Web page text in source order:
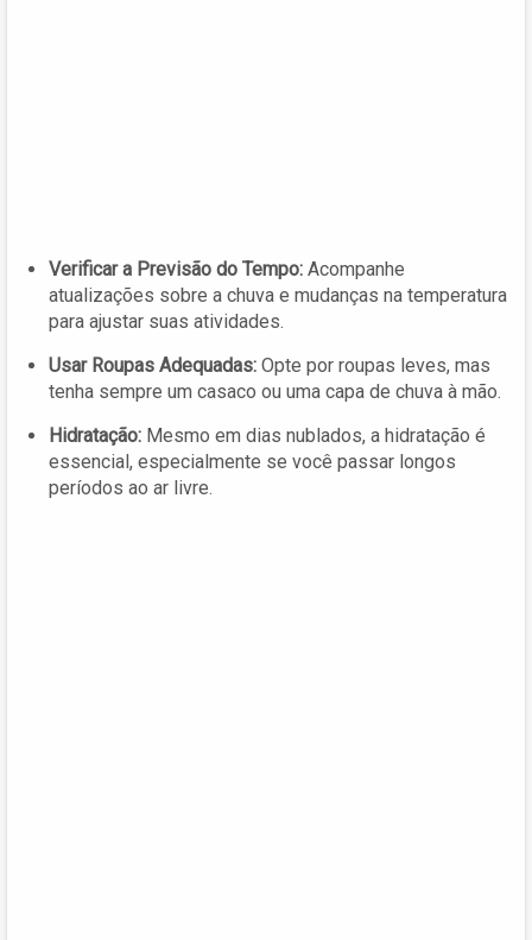
Verificar a Previsão do Tempo: Acompanhe
atualizações sobre a chuva e mudanças na temperatura
para ajustar suas atividades.
Usar Roupas Adequadas: Opte por roupas leves, mas
tenha sempre um casaco ou uma capa de chuva à mão.
Hidratação: Mesmo em dias nublados, a hidratação é
essencial, especialmente se você passar longos
períodos ao ar livre.